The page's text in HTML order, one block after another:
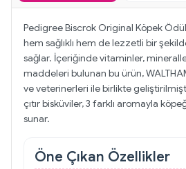
Pedigree Biscrok Original Köpek
hem sağlıklı hem de lezzetli bir
sağlar. İçeriğinde vitaminler,
maddeleri bulunan bu ürün,
ve veterinerleri ile birlikte
çıtır bisküviler, 3 farklı aromayla
sunar.
Öne Çıkan Özellikler